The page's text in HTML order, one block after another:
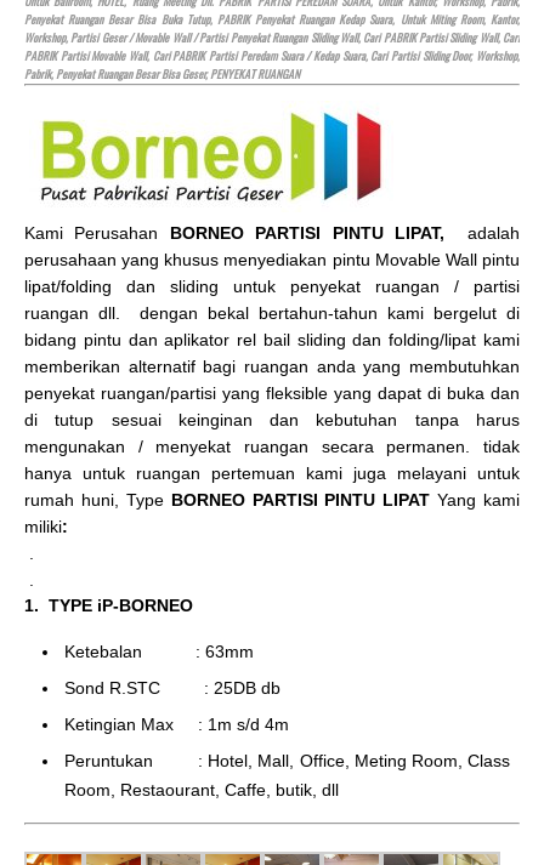
Penyekat Ruangan Besar Bisa Buka Tutup, PABRIK Penyekat Ruangan Kedap Suara, Untuk Miting Room, Kantor,
Workshop, Partisi Geser / Movable Wall / Partisi Penyekat Ruangan Sliding Wall, Cari PABRIK Partisi Sliding Wall, Cari
PABRIK Partisi Movable Wall, Cari PABRIK Partisi Peredam Suara / Kedap Suara, Cari Partisi Sliding Door, Workshop,
Pabrik, Penyekat Ruangan Besar Bisa Geser, PENYEKAT RUANGAN
Kami Perusahan BORNEO PARTISI PINTU LIPAT, adalah
perusahaan yang khusus menyediakan pintu Movable Wall pintu
lipat/folding dan sliding untuk penyekat ruangan / partisi
ruangan dll. dengan bekal bertahun-tahun kami bergelut di
bidang pintu dan aplikator rel bail sliding dan folding/lipat kami
memberikan alternatif bagi ruangan anda yang membutuhkan
penyekat ruangan/partisi yang fleksible yang dapat di buka dan
di tutup sesuai keinginan dan kebutuhan tanpa harus
mengunakan / menyekat ruangan secara permanen. tidak
hanya untuk ruangan pertemuan kami juga melayani untuk
rumah huni, Type BORNEO PARTISI PINTU LIPAT Yang kami
miliki:
1. TYPE iP-BORNEO
Ketebalan : 63mm
Sond R.STC : 25DB db
Ketingian Max : 1m s/d 4m
Peruntukan : Hotel, Mall, Office, Meting Room, Class
Room, Restaourant, Caffe, butik, dll